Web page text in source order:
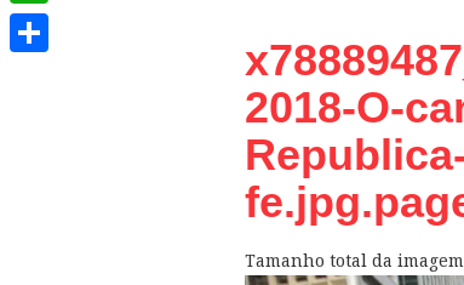
2018-O-
Tamanho total da
WhatsApp